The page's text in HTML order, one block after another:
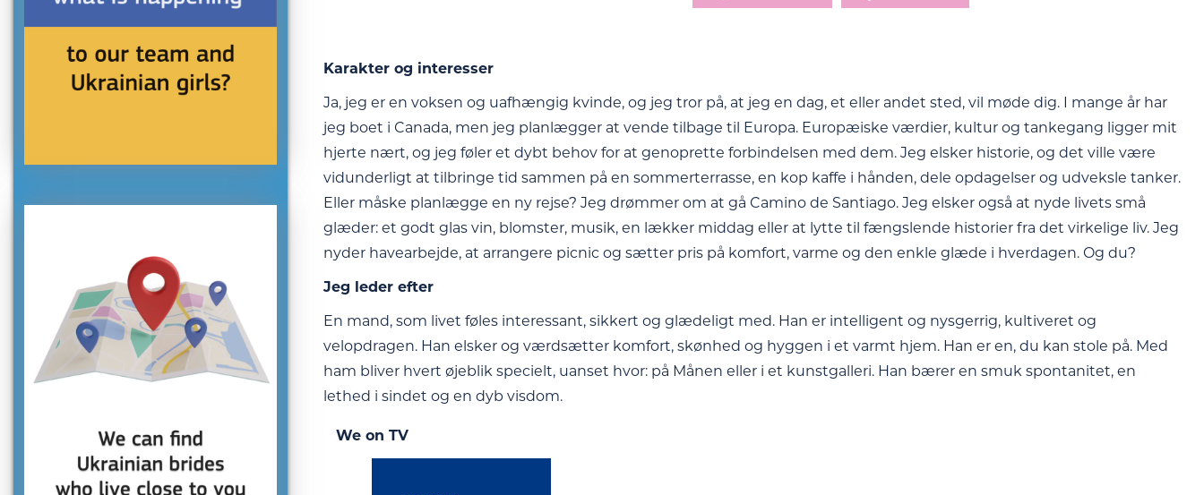
Karakter og interesser
Ja, jeg er en voksen og uafhængig kvinde, og jeg tror på, at jeg en dag, et eller andet sted, vil møde dig. I mange år har
jeg boet i Canada, men jeg planlægger at vende tilbage til Europa. Europæiske værdier, kultur og tankegang ligger mit
hjerte nært, og jeg føler et dybt behov for at genoprette forbindelsen med dem. Jeg elsker historie, og det ville være
vidunderligt at tilbringe tid sammen på en sommerterrasse, en kop kaffe i hånden, dele opdagelser og udveksle tanker.
Eller måske planlægge en ny rejse? Jeg drømmer om at gå Camino de Santiago. Jeg elsker også at nyde livets små
glæder: et godt glas vin, blomster, musik, en lækker middag eller at lytte til fængslende historier fra det virkelige liv. Jeg
nyder havearbejde, at arrangere picnic og sætter pris på komfort, varme og den enkle glæde i hverdagen. Og du?
Jeg leder efter
En mand, som livet føles interessant, sikkert og glædeligt med. Han er intelligent og nysgerrig, kultiveret og
velopdragen. Han elsker og værdsætter komfort, skønhed og hyggen i et varmt hjem. Han er en, du kan stole på. Med
ham bliver hvert øjeblik specielt, uanset hvor: på Månen eller i et kunstgalleri. Han bærer en smuk spontanitet, en
lethed i sindet og en dyb visdom.
We on TV